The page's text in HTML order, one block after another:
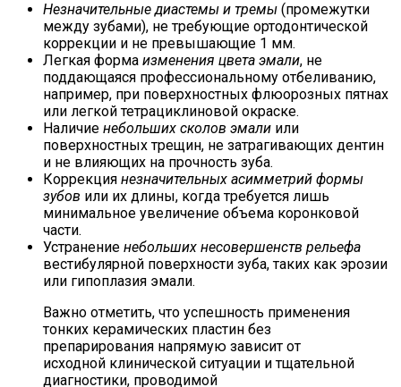
Незначительные диастемы и тремы (промежутки
между зубами), не требующие ортодонтической
коррекции и не превышающие 1 мм.
Легкая форма изменения цвета эмали, не
поддающаяся профессиональному отбеливанию,
например, при поверхностных флюорозных пятнах
или легкой тетрациклиновой окраске.
Наличие небольших сколов эмали или
поверхностных трещин, не затрагивающих дентин
и не влияющих на прочность зуба.
Коррекция незначительных асимметрий формы
зубов или их длины, когда требуется лишь
минимальное увеличение объема коронковой
части.
Устранение небольших несовершенств рельефа
вестибулярной поверхности зуба, таких как эрозии
или гипоплазия эмали.
Важно отметить, что успешность применения
тонких керамических пластин без
препарирования напрямую зависит от
исходной клинической ситуации и тщательной
диагностики, проводимой